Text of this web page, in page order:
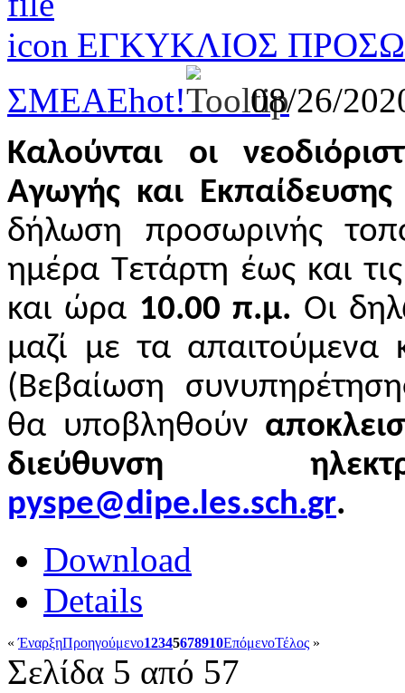
ΕΓΚΥΚΛΙΟΣ
ΣΜΕΑΕhot! 08/26/
Καλούνται οι
Αγωγής και
δήλωση προσωρινής
ημέρα Τετάρτη έως και
και ώρα 10.00 π.μ. Οι
μαζί με τα απαιτούμενα
(Βεβαίωση
θα υποβληθούν
διεύθυνση
pyspe@dipe.les.sch.gr.
Download
Details
«ΈναρξηΠροηγούμενο12345678910ΕπόμενοΤέλος »
Σελίδα 5 από 57